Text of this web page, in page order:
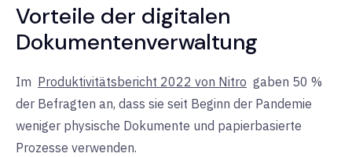
Vorteile der digitalen
Dokumentenverwaltung
Im Produktivitätsbericht 2022 von Nitro gaben 50 %
der Befragten an, dass sie seit Beginn der Pandemie
weniger physische Dokumente und papierbasierte
Prozesse verwenden.